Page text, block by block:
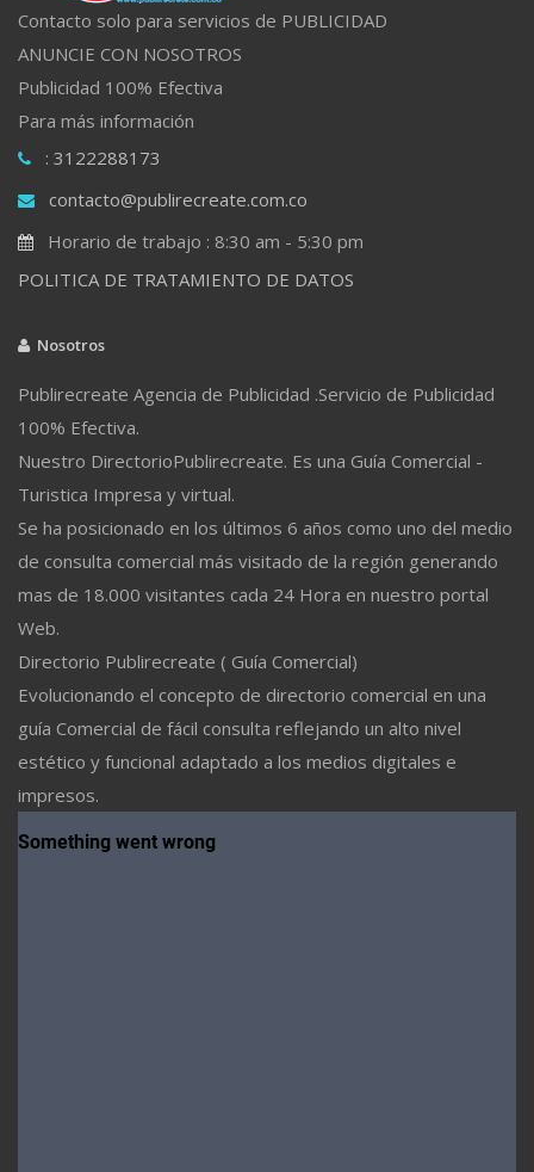
Contacto solo para servicios de PUBLICIDAD
ANUNCIE CON NOSOTROS
Publicidad 100% Efectiva
Para más información
: 3122288173
contacto@publirecreate.com.co
Horario de trabajo : 8:30 am - 5:30 pm
POLITICA DE TRATAMIENTO DE DATOS
Nosotros
Publirecreate Agencia de Publicidad .Servicio de Publicidad
100% Efectiva.
Nuestro DirectorioPublirecreate. Es una Guía Comercial -
Turistica Impresa y virtual.
Se ha posicionado en los últimos 6 años como uno del medio
de consulta comercial más visitado de la región generando
mas de 18.000 visitantes cada 24 Hora en nuestro portal
Web.
Directorio Publirecreate ( Guía Comercial)
Evolucionando el concepto de directorio comercial en una
guía Comercial de fácil consulta reflejando un alto nivel
estético y funcional adaptado a los medios digitales e
impresos.